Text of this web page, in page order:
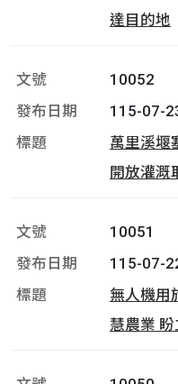
達目的地
10052
115-07-
萬里溪堰
開放灌溉
10051
115-07-
無人機用
慧農業